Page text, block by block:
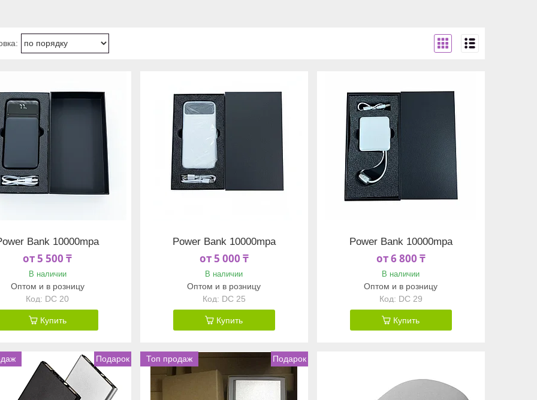
Bank 10000mpa
от 5 500 ₸
В наличии
Оптом и в розницу
DC 20
Купить
Power Bank 10000mpa
от 5 000 ₸
В наличии
Оптом и в розницу
DC 25
Купить
Power Bank 10000mpa
от 6 800 ₸
В наличии
Оптом и в розницу
DC 29
Купить
Подарок Топ продаж Подарок